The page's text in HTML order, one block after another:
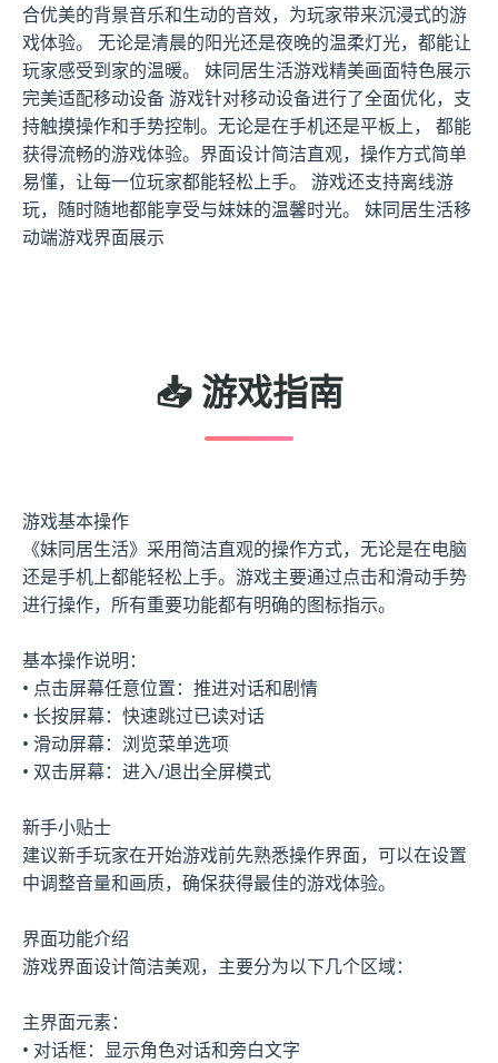
合优美的背景音乐和生动的音效，为玩家带来沉浸式的游
戏体验。 无论是清晨的阳光还是夜晚的温柔灯光，都能让
玩家感受到家的温暖。 妹同居生活游戏精美画面特色展示
完美适配移动设备 游戏针对移动设备进行了全面优化，支
持触摸操作和手势控制。无论是在手机还是平板上， 都能
获得流畅的游戏体验。界面设计简洁直观，操作方式简单
易懂，让每一位玩家都能轻松上手。 游戏还支持离线游
玩，随时随地都能享受与妹妹的温馨时光。 妹同居生活移
动端游戏界面展示
📥 游戏指南
游戏基本操作
《妹同居生活》采用简洁直观的操作方式，无论是在电脑
还是手机上都能轻松上手。游戏主要通过点击和滑动手势
进行操作，所有重要功能都有明确的图标指示。
基本操作说明：
• 点击屏幕任意位置：推进对话和剧情
• 长按屏幕：快速跳过已读对话
• 滑动屏幕：浏览菜单选项
• 双击屏幕：进入/退出全屏模式
新手小贴士
建议新手玩家在开始游戏前先熟悉操作界面，可以在设置
中调整音量和画质，确保获得最佳的游戏体验。
界面功能介绍
游戏界面设计简洁美观，主要分为以下几个区域：
主界面元素：
• 对话框：显示角色对话和旁白文字